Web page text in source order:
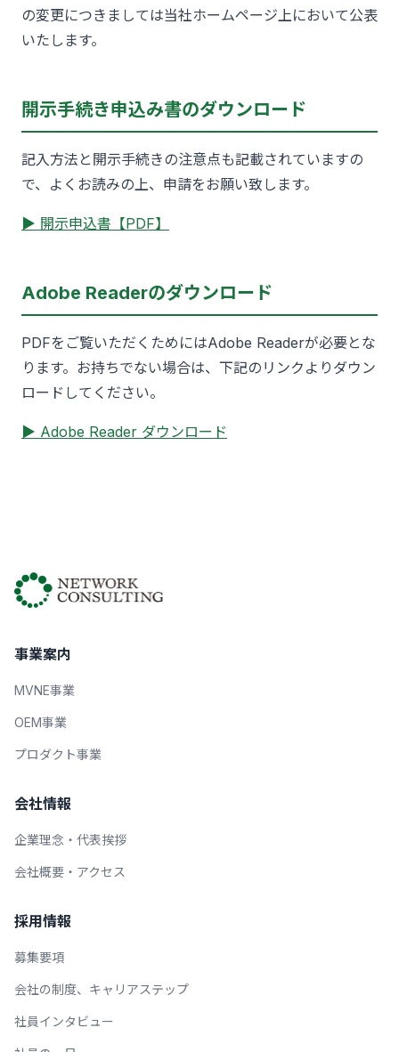
の変更につきましては当社ホームページ上において公表
いたします。
開示手続き申込み書のダウンロード
記入方法と開示手続きの注意点も記載されていますの
で、よくお読みの上、申請をお願い致します。
▶ 開示申込書【PDF】
Adobe Readerのダウンロード
PDFをご覧いただくためにはAdobe Readerが必要とな
ります。お持ちでない場合は、下記のリンクよりダウン
ロードしてください。
▶ Adobe Reader ダウンロード
事業案内
MVNE事業
OEM事業
プロダクト事業
会社情報
企業理念・代表挨拶
会社概要・アクセス
採用情報
募集要項
会社の制度、キャリアステップ
社員インタビュー